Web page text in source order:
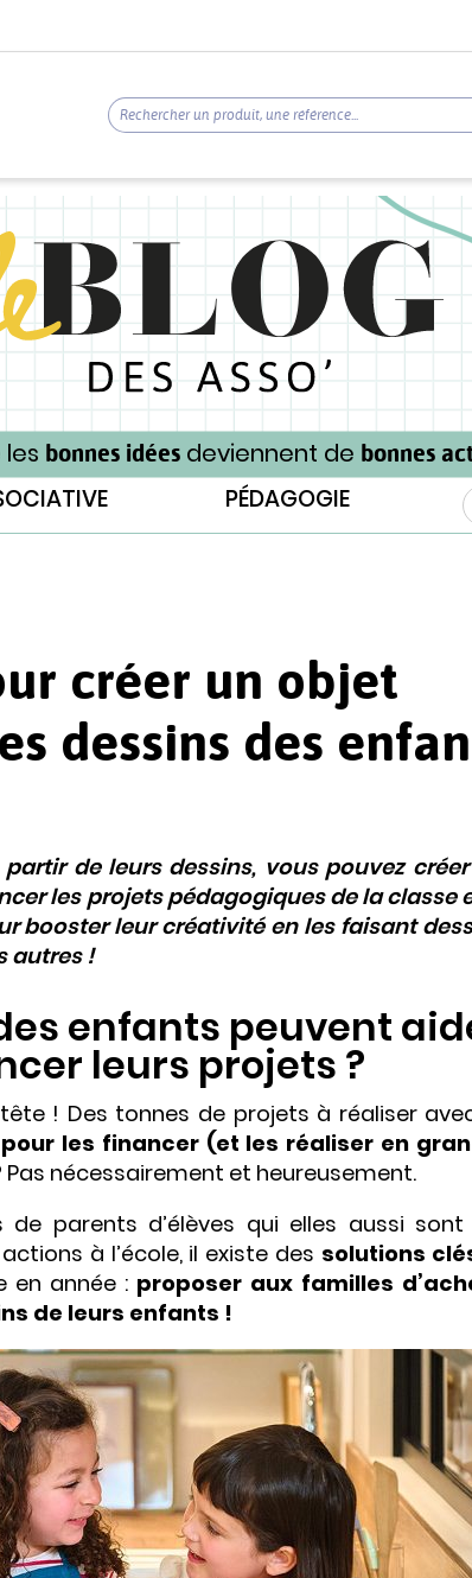
les bonnes idéesdeviennent de bonnes
PÉDAGOGIE
créer un objet
dessins des
de leurs dessins, vous pouvez
les projets pédagogiques de la classe
booster leur créativité en les faisant
autres !
enfants peuvent
leurs projets ?
! Des tonnes de projets à réaliser
les financer (et les réaliser en
nécessairement et heureusement.
parents d’élèves qui elles aussi
à l’école, il existe des solutions
en année : proposer aux familles
de leurs enfants !